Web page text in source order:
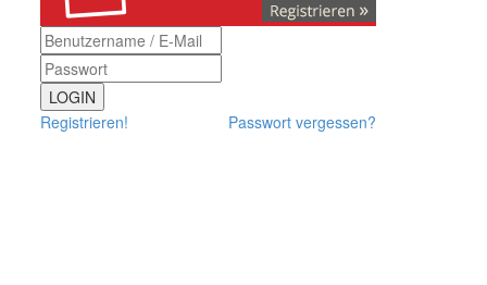
LOGIN
Registrieren!
Passwort vergessen?